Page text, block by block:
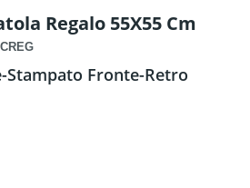
Regalo 55X55 Cm
Stampato Fronte-Retro